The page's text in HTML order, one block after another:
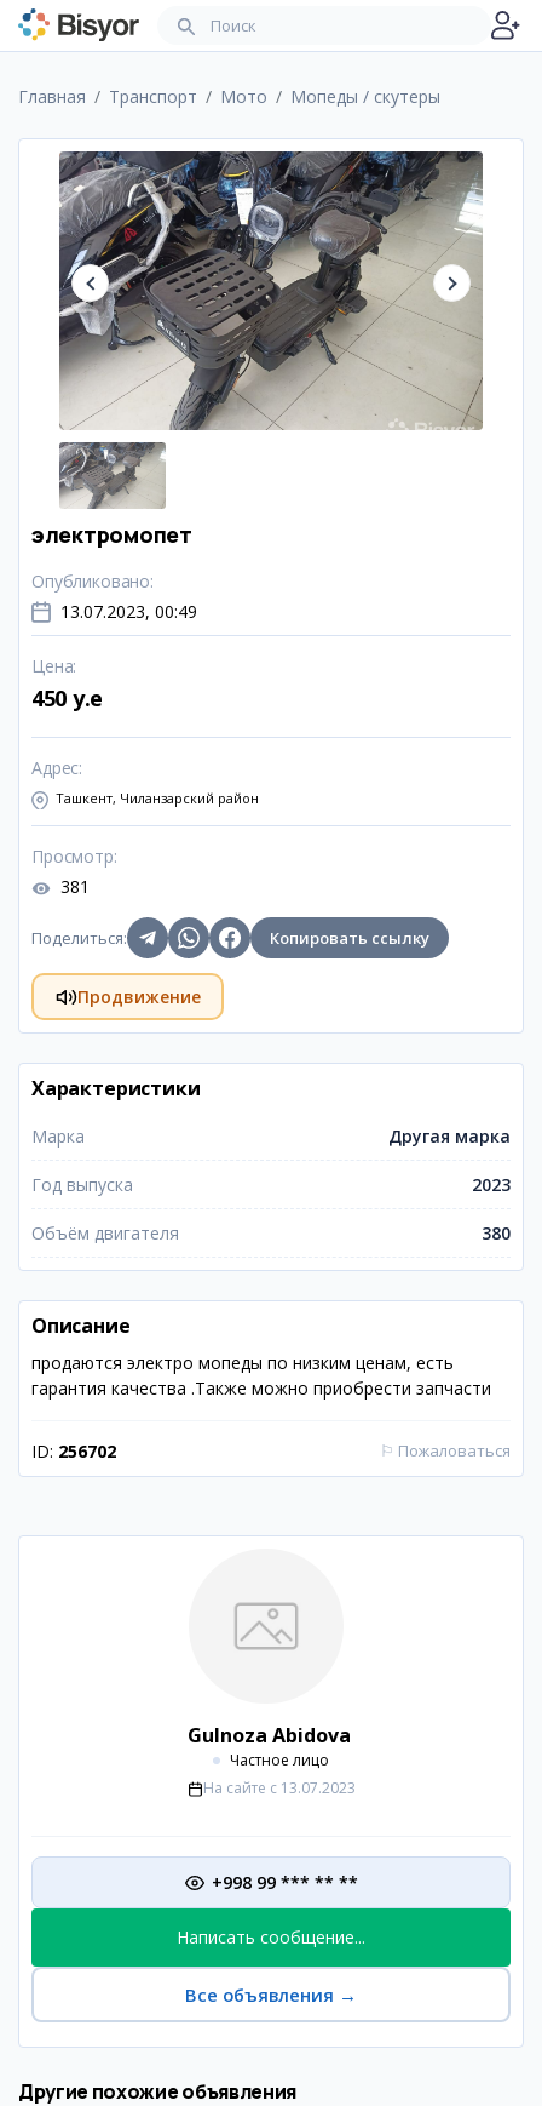
Главная Транспорт Мото Мопеды / скутеры
электромопет
Опубликовано:
13.07.2023, 00:49
Цена:
450 y.e
Адрес:
Ташкент, Чиланзарский район
Просмотр:
381
Поделиться: Копировать ссылку
Продвижение
Характеристики
Марка Другая марка
Год выпуска 2023
Объём двигателя 380
Описание
продаются электро мопеды по низким ценам, есть
гарантия качества .Также можно приобрести запчасти
ID: 256702 ⚐ Пожаловаться
Gulnoza Abidova
Частное лицо
На сайте с 13.07.2023
+998 99 *** ** **
Написать сообщение...
Все объявления →
Другие похожие объявления